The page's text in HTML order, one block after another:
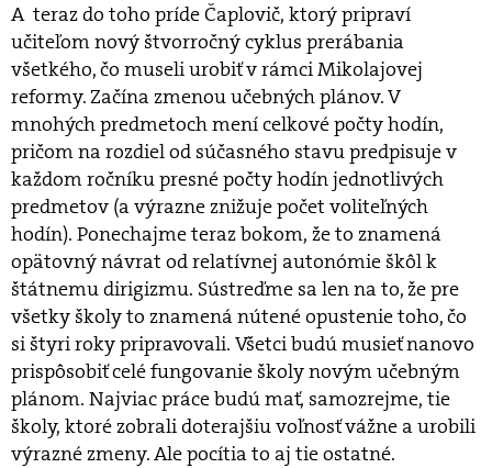
A teraz do toho príde Čaplovič, ktorý pripraví
učiteľom nový štvorročný cyklus prerábania
všetkého, čo museli urobiť v rámci Mikolajovej
reformy. Začína zmenou učebných plánov. V
mnohých predmetoch mení celkové počty hodín,
pričom na rozdiel od súčasného stavu predpisuje v
každom ročníku presné počty hodín jednotlivých
predmetov (a výrazne znižuje počet voliteľných
hodín). Ponechajme teraz bokom, že to znamená
opätovný návrat od relatívnej autonómie škôl k
štátnemu dirigizmu. Sústreďme sa len na to, že pre
všetky školy to znamená nútené opustenie toho, čo
si štyri roky pripravovali. Všetci budú musieť nanovo
prispôsobiť celé fungovanie školy novým učebným
plánom. Najviac práce budú mať, samozrejme, tie
školy, ktoré zobrali doterajšiu voľnosť vážne a urobili
výrazné zmeny. Ale pocítia to aj tie ostatné.